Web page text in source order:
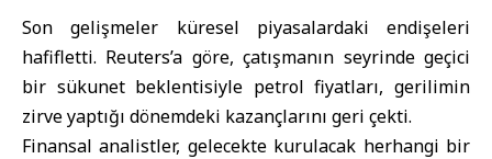
Son gelişmeler küresel piyasalardaki endişeleri
hafifletti. Reuters’a göre, çatışmanın seyrinde geçici
bir sükunet beklentisiyle petrol fiyatları, gerilimin
zirve yaptığı dönemdeki kazançlarını geri çekti.
Finansal analistler, gelecekte kurulacak herhangi bir